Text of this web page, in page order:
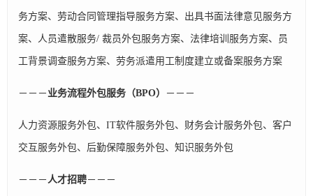
务方案、劳动合同管理指导服务方案、出具书面法律意见服务方
案、人员遣散服务/ 裁员外包服务方案、法律培训服务方案、员
工背景调查服务方案、劳务派遣用工制度建立或备案服务方案
－－－ 业务流程外包服务（BPO） －－－
人力资源服务外包、IT软件服务外包、财务会计服务外包、客户
交互服务外包、后勤保障服务外包、知识服务外包
－－－人才招聘－－－